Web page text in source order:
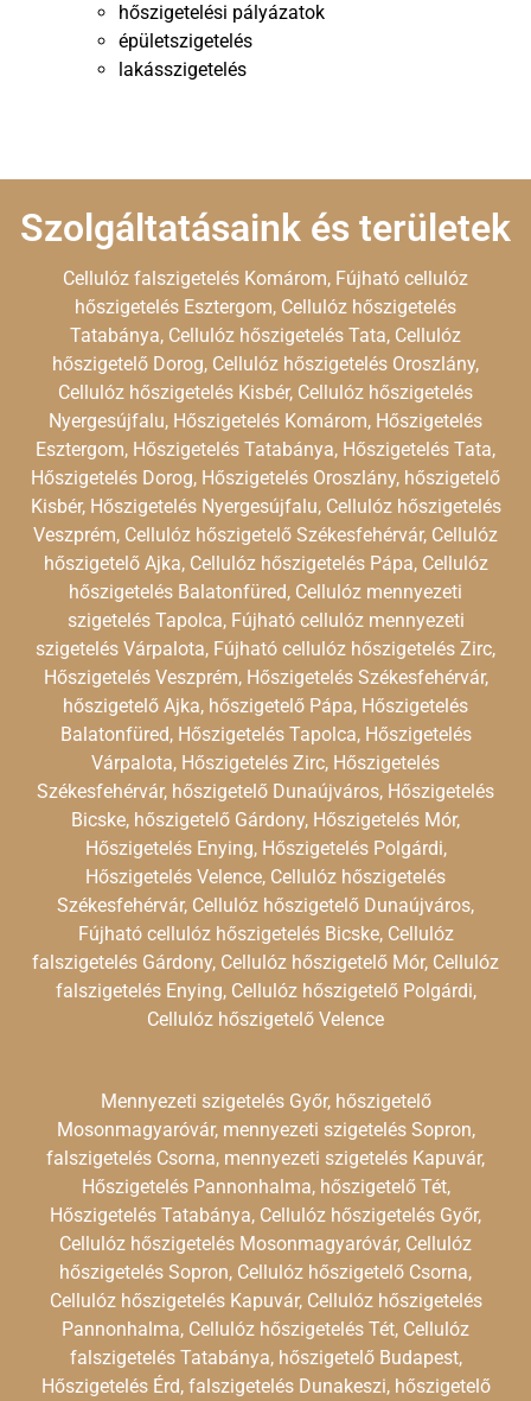
hőszigetelési pályázatok
épületszigetelés
lakásszigetelés
Szolgáltatásaink és területek
Cellulóz falszigetelés Komárom, Fújható cellulóz
hőszigetelés Esztergom, Cellulóz hőszigetelés
Tatabánya, Cellulóz hőszigetelés Tata, Cellulóz
hőszigetelő Dorog, Cellulóz hőszigetelés Oroszlány,
Cellulóz hőszigetelés Kisbér, Cellulóz hőszigetelés
Nyergesújfalu, Hőszigetelés Komárom, Hőszigetelés
Esztergom, Hőszigetelés Tatabánya, Hőszigetelés Tata,
Hőszigetelés Dorog, Hőszigetelés Oroszlány, hőszigetelő
Kisbér, Hőszigetelés Nyergesújfalu, Cellulóz hőszigetelés
Veszprém, Cellulóz hőszigetelő Székesfehérvár, Cellulóz
hőszigetelő Ajka, Cellulóz hőszigetelés Pápa, Cellulóz
hőszigetelés Balatonfüred, Cellulóz mennyezeti
szigetelés Tapolca, Fújható cellulóz mennyezeti
szigetelés Várpalota, Fújható cellulóz hőszigetelés Zirc,
Hőszigetelés Veszprém, Hőszigetelés Székesfehérvár,
hőszigetelő Ajka, hőszigetelő Pápa, Hőszigetelés
Balatonfüred, Hőszigetelés Tapolca, Hőszigetelés
Várpalota, Hőszigetelés Zirc, Hőszigetelés
Székesfehérvár, hőszigetelő Dunaújváros, Hőszigetelés
Bicske, hőszigetelő Gárdony, Hőszigetelés Mór,
Hőszigetelés Enying, Hőszigetelés Polgárdi,
Hőszigetelés Velence, Cellulóz hőszigetelés
Székesfehérvár, Cellulóz hőszigetelő Dunaújváros,
Fújható cellulóz hőszigetelés Bicske, Cellulóz
falszigetelés Gárdony, Cellulóz hőszigetelő Mór, Cellulóz
falszigetelés Enying, Cellulóz hőszigetelő Polgárdi,
Cellulóz hőszigetelő Velence
Mennyezeti szigetelés Győr, hőszigetelő
Mosonmagyaróvár, mennyezeti szigetelés Sopron,
falszigetelés Csorna, mennyezeti szigetelés Kapuvár,
Hőszigetelés Pannonhalma, hőszigetelő Tét,
Hőszigetelés Tatabánya, Cellulóz hőszigetelés Győr,
Cellulóz hőszigetelés Mosonmagyaróvár, Cellulóz
hőszigetelés Sopron, Cellulóz hőszigetelő Csorna,
Cellulóz hőszigetelés Kapuvár, Cellulóz hőszigetelés
Pannonhalma, Cellulóz hőszigetelés Tét, Cellulóz
falszigetelés Tatabánya, hőszigetelő Budapest,
Hőszigetelés Érd, falszigetelés Dunakeszi, hőszigetelő